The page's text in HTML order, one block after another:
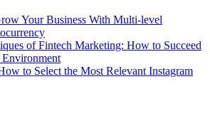
Your Business With Multi-level
of Fintech Marketing: How to Succeed
to Select the Most Relevant Instagram